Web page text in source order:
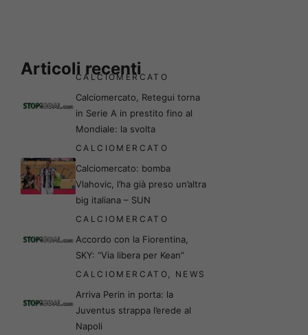
Articoli recenti
CALCIOMERCATO
Calciomercato, Retegui torna
in Serie A in prestito fino al
Mondiale: la svolta
CALCIOMERCATO
Calciomercato: bomba
Vlahovic, l’ha già preso un’altra
big italiana – SUN
CALCIOMERCATO
Accordo con la Fiorentina,
SKY: “Via libera per Kean”
CALCIOMERCATO, NEWS
Arriva Perin in porta: la
Juventus strappa l’erede al
Napoli